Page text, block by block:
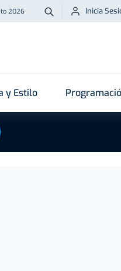
2026 Buscar
Inicia
y Estilo